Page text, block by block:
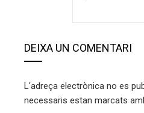
DEIXA UN COMENTARI
L'adreça electrònica no es
necessaris estan marcats